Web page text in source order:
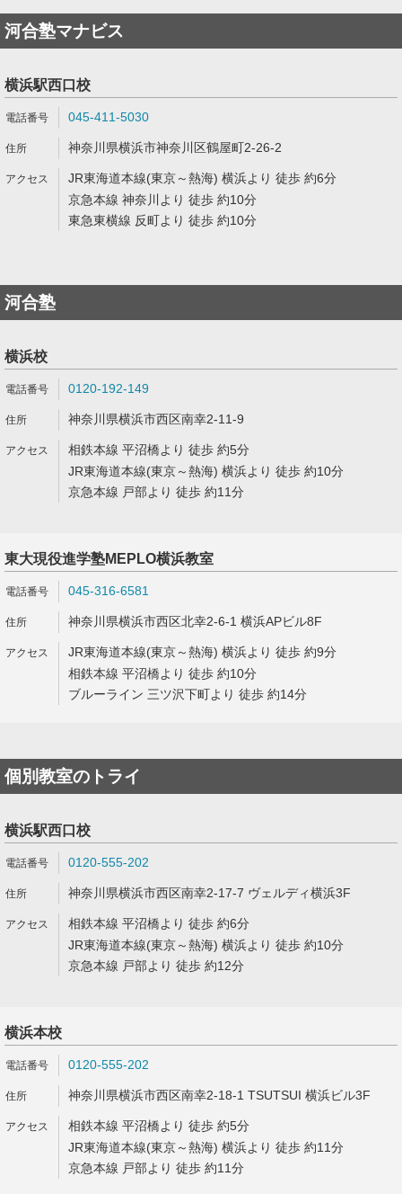
河合塾マナビス
横浜駅西口校
045-411-5030
神奈川県横浜市神奈川区鶴屋町2-26-2
JR東海道本線(東京～熱海) 横浜より 徒歩 約6分
京急本線 神奈川より 徒歩 約10分
東急東横線 反町より 徒歩 約10分
河合塾
横浜校
0120-192-149
神奈川県横浜市西区南幸2-11-9
相鉄本線 平沼橋より 徒歩 約5分
JR東海道本線(東京～熱海) 横浜より 徒歩 約10分
京急本線 戸部より 徒歩 約11分
東大現役進学塾MEPLO横浜教室
045-316-6581
神奈川県横浜市西区北幸2-6-1 横浜APビル8F
JR東海道本線(東京～熱海) 横浜より 徒歩 約9分
相鉄本線 平沼橋より 徒歩 約10分
ブルーライン 三ツ沢下町より 徒歩 約14分
個別教室のトライ
横浜駅西口校
0120-555-202
神奈川県横浜市西区南幸2-17-7 ヴェルディ横浜3F
相鉄本線 平沼橋より 徒歩 約6分
JR東海道本線(東京～熱海) 横浜より 徒歩 約10分
京急本線 戸部より 徒歩 約12分
横浜本校
0120-555-202
神奈川県横浜市西区南幸2-18-1 TSUTSUI 横浜ビル3F
相鉄本線 平沼橋より 徒歩 約5分
JR東海道本線(東京～熱海) 横浜より 徒歩 約11分
京急本線 戸部より 徒歩 約11分